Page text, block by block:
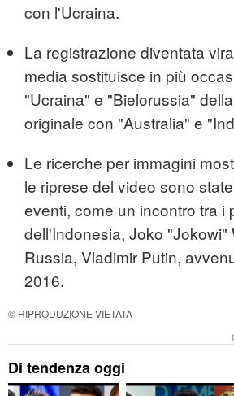
con l'Ucraina.
La registrazione diventata
media sostituisce in più
"Ucraina" e "Bielorussia"
originale con "Australia" e
Le ricerche per immagini
le riprese del video sono
eventi, come un incontro tra i
dell'Indonesia, Joko "Jokowi"
Russia, Vladimir Putin,
2016.
© RIPRODUZIONE VIETATA
Di tendenza oggi